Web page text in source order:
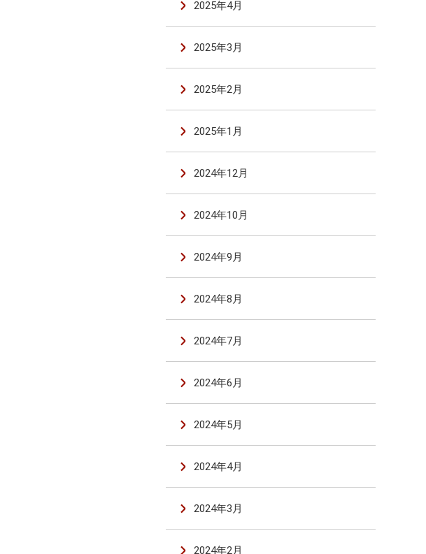
2025年4月
2025年3月
2025年2月
2025年1月
2024年12月
2024年10月
2024年9月
2024年8月
2024年7月
2024年6月
2024年5月
2024年4月
2024年3月
2024年2月